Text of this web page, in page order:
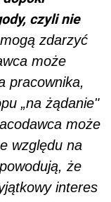
czyli nie
zdarzyć
może
pracownika,
„na żądanie"
może
względu na
że
interes